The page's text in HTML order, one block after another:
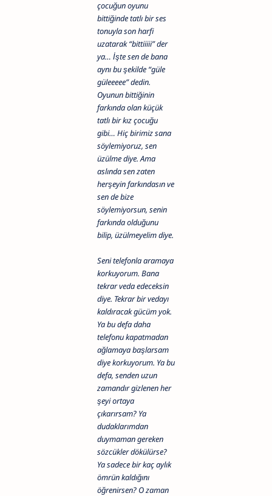
çocuğun oyunu
bittiğinde tatlı bir ses
tonuyla son harfi
uzatarak “bittiiiii” der
ya… İşte sen de bana
aynı bu şekilde “güle
güleeeee” dedin.
Oyunun bittiğinin
farkında olan küçük
tatlı bir kız çocuğu
gibi… Hiç birimiz sana
söylemiyoruz, sen
üzülme diye. Ama
aslında sen zaten
herşeyin farkındasın ve
sen de bize
söylemiyorsun, senin
farkında olduğunu
bilip, üzülmeyelim diye.
Seni telefonla aramaya
korkuyorum. Bana
tekrar veda edeceksin
diye. Tekrar bir vedayı
kaldıracak gücüm yok.
Ya bu defa daha
telefonu kapatmadan
ağlamaya başlarsam
diye korkuyorum. Ya bu
defa, senden uzun
zamandır gizlenen her
şeyi ortaya
çıkarırsam? Ya
dudaklarımdan
duymaman gereken
sözcükler dökülürse?
Ya sadece bir kaç aylık
ömrün kaldığını
öğrenirsen? O zaman